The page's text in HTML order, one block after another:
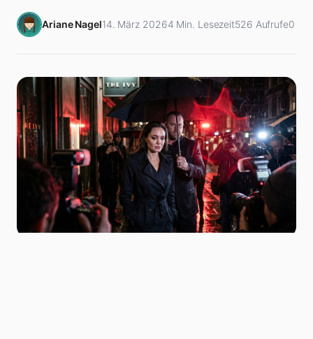
Ariane Nagel14. März 20264 Min. Lesezeit526 Aufrufe0